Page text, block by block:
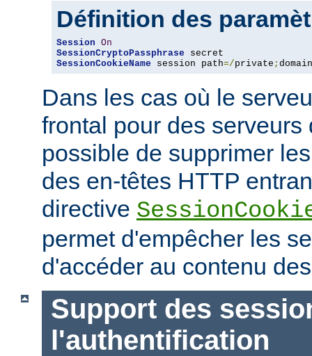
Définition des
Session On
SessionCryptoPassphrase
SessionCookieName session path=/private ; domain
Dans les cas où le
frontal pour des
possible de supprimer
des en-têtes HTTP
directive
permet d'empêcher les
d'accéder au contenu
Support des
l'authentification